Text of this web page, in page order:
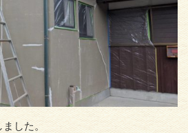
した。